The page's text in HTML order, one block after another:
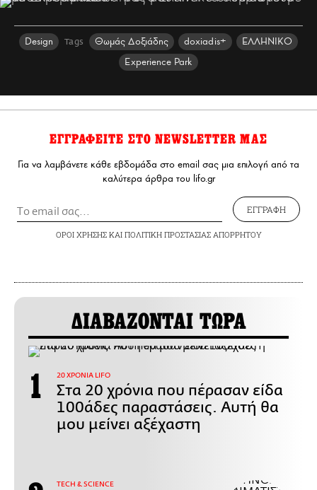
Design Tags Θωμάς Δοξιάδης doxiadis+
ΕΛΛΗΝΙΚΟ
Experience Park
ΕΓΓΡΑΦΕΙΤΕ ΣΤΟ NEWSLETTER ΜΑΣ
Για να λαμβάνετε κάθε εβδομάδα στο email σας μια επιλογή από τα
καλύτερα άρθρα του lifo.gr
ΕΓΓΡΑΦΗ
ΟΡΟΙ ΧΡΗΣΗΣΚΑΙ ΠΟΛΙΤΙΚΗ ΠΡΟΣΤΑΣΙΑΣ ΑΠΟΡΡΗΤΟΥ
ΔΙΑΒΑΖΟΝΤΑΙ ΤΩΡΑ
20 ΧΡΟΝΙΑ LIFO
Στα 20 χρόνια που πέρασαν είδα
100άδες παραστάσεις. Αυτή θα
μου μείνει αξέχαστη
ΤECH & SCIENCE